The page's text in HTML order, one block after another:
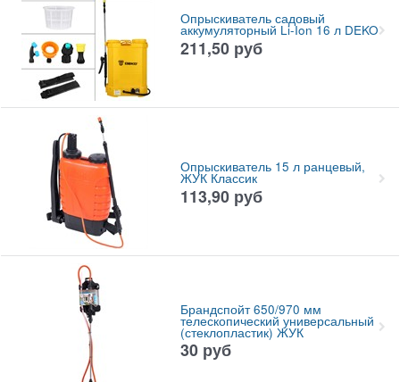
Опрыскиватель садовый
аккумуляторный Li-Ion 16 л DEKO
211,50 руб
Опрыскиватель 15 л ранцевый,
ЖУК Классик
113,90 руб
Брандспойт 650/970 мм
телескопический универсальный
(стеклопластик) ЖУК
30 руб